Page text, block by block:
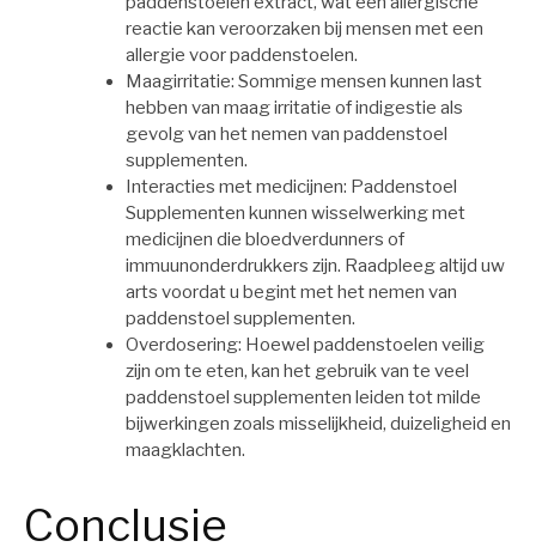
reactie kan veroorzaken bij mensen met een
allergie voor paddenstoelen.
Maagirritatie: Sommige mensen kunnen last
hebben van maag irritatie of indigestie als
gevolg van het nemen van paddenstoel
supplementen.
Interacties met medicijnen: Paddenstoel
Supplementen kunnen wisselwerking met
medicijnen die bloedverdunners of
immuunonderdrukkers zijn. Raadpleeg altijd uw
arts voordat u begint met het nemen van
paddenstoel supplementen.
Overdosering: Hoewel paddenstoelen veilig
zijn om te eten, kan het gebruik van te veel
paddenstoel supplementen leiden tot milde
bijwerkingen zoals misselijkheid, duizeligheid en
maagklachten.
Conclusie